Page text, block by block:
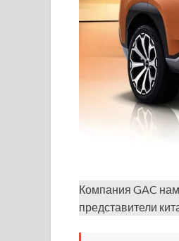
Компания GAC
представители